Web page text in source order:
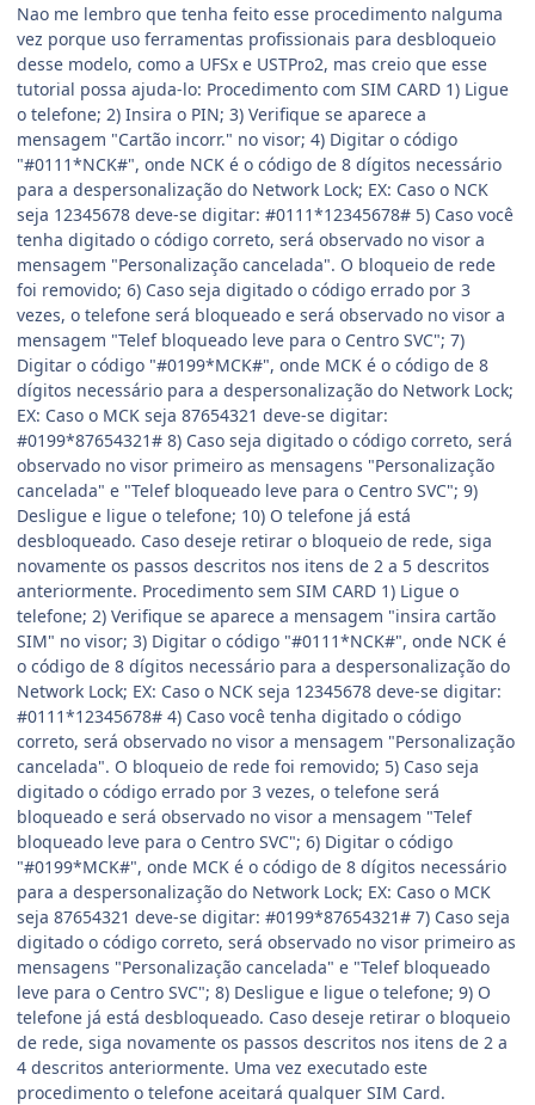
Nao me lembro que tenha feito esse procedimento nalguma
vez porque uso ferramentas profissionais para desbloqueio
desse modelo, como a UFSx e USTPro2, mas creio que esse
tutorial possa ajuda-lo: Procedimento com SIM CARD 1) Ligue
o telefone; 2) Insira o PIN; 3) Verifique se aparece a
mensagem "Cartão incorr." no visor; 4) Digitar o código
"#0111*NCK#", onde NCK é o código de 8 dígitos necessário
para a despersonalização do Network Lock; EX: Caso o NCK
seja 12345678 deve-se digitar: #0111*12345678# 5) Caso você
tenha digitado o código correto, será observado no visor a
mensagem "Personalização cancelada". O bloqueio de rede
foi removido; 6) Caso seja digitado o código errado por 3
vezes, o telefone será bloqueado e será observado no visor a
mensagem "Telef bloqueado leve para o Centro SVC"; 7)
Digitar o código "#0199*MCK#", onde MCK é o código de 8
dígitos necessário para a despersonalização do Network Lock;
EX: Caso o MCK seja 87654321 deve-se digitar:
#0199*87654321# 8) Caso seja digitado o código correto, será
observado no visor primeiro as mensagens "Personalização
cancelada" e "Telef bloqueado leve para o Centro SVC"; 9)
Desligue e ligue o telefone; 10) O telefone já está
desbloqueado. Caso deseje retirar o bloqueio de rede, siga
novamente os passos descritos nos itens de 2 a 5 descritos
anteriormente. Procedimento sem SIM CARD 1) Ligue o
telefone; 2) Verifique se aparece a mensagem "insira cartão
SIM" no visor; 3) Digitar o código "#0111*NCK#", onde NCK é
o código de 8 dígitos necessário para a despersonalização do
Network Lock; EX: Caso o NCK seja 12345678 deve-se digitar:
#0111*12345678# 4) Caso você tenha digitado o código
correto, será observado no visor a mensagem "Personalização
cancelada". O bloqueio de rede foi removido; 5) Caso seja
digitado o código errado por 3 vezes, o telefone será
bloqueado e será observado no visor a mensagem "Telef
bloqueado leve para o Centro SVC"; 6) Digitar o código
"#0199*MCK#", onde MCK é o código de 8 dígitos necessário
para a despersonalização do Network Lock; EX: Caso o MCK
seja 87654321 deve-se digitar: #0199*87654321# 7) Caso seja
digitado o código correto, será observado no visor primeiro as
mensagens "Personalização cancelada" e "Telef bloqueado
leve para o Centro SVC"; 8) Desligue e ligue o telefone; 9) O
telefone já está desbloqueado. Caso deseje retirar o bloqueio
de rede, siga novamente os passos descritos nos itens de 2 a
4 descritos anteriormente. Uma vez executado este
procedimento o telefone aceitará qualquer SIM Card.